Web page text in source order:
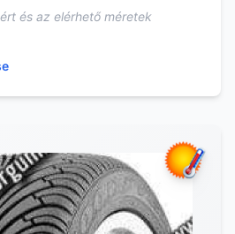
és az elérhető méretek